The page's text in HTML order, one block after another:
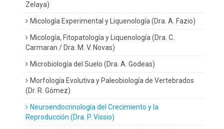
Zelaya)
Micología Experimental y Liquenología (Dra. A. Fazio)
Micología, Fitopatología y Liquenología (Dra. C.
Carmaran / Dra. M. V. Novas)
Microbiología del Suelo (Dra. A. Godeas)
Morfología Evolutiva y Paleobiología de Vertebrados
(Dr. R. Gómez)
Neuroendocrinología del Crecimiento y la
Reproducción (Dra. P. Vissio)